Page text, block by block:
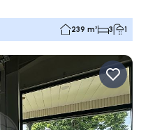
239 m² 3 1